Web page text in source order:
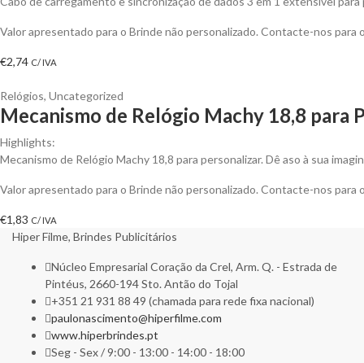
Valor apresentado para o Brinde não personalizado. Contacte-nos
€2,74 C/ IVA
Relógios, Uncategorized
Mecanismo de Relógio Machy 18,8 para
Highlights:
Mecanismo de Relógio Machy 18,8 para personalizar. Dê aso à sua
Valor apresentado para o Brinde não personalizado. Contacte-nos
€1,83 C/ IVA
Hiper Filme, Brindes Publicitários
Núcleo Empresarial Coração da Crel, Arm. Q. - Estrada de
Pintéus, 2660-194 Sto. Antão do Tojal
+351 21 931 88 49 (chamada para rede fixa nacional)
paulonascimento@hiperfilme.com
www.hiperbrindes.pt
Seg - Sex / 9:00 - 13:00 - 14:00 - 18:00